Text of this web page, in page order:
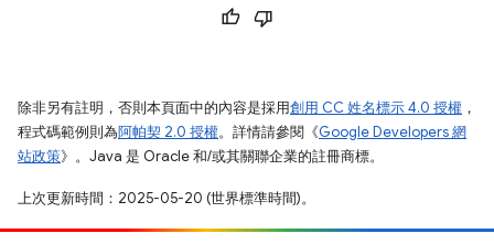
除非另有註明，否則本頁面中的內容是採用創用 CC 姓名標示 4.0 授權 ，
程式碼範例則為阿帕契 2.0 授權。詳情請參閱《Google Developers 網
站政策》。Java 是 Oracle 和/或其關聯企業的註冊商標。
上次更新時間：2025-05-20 (世界標準時間)。